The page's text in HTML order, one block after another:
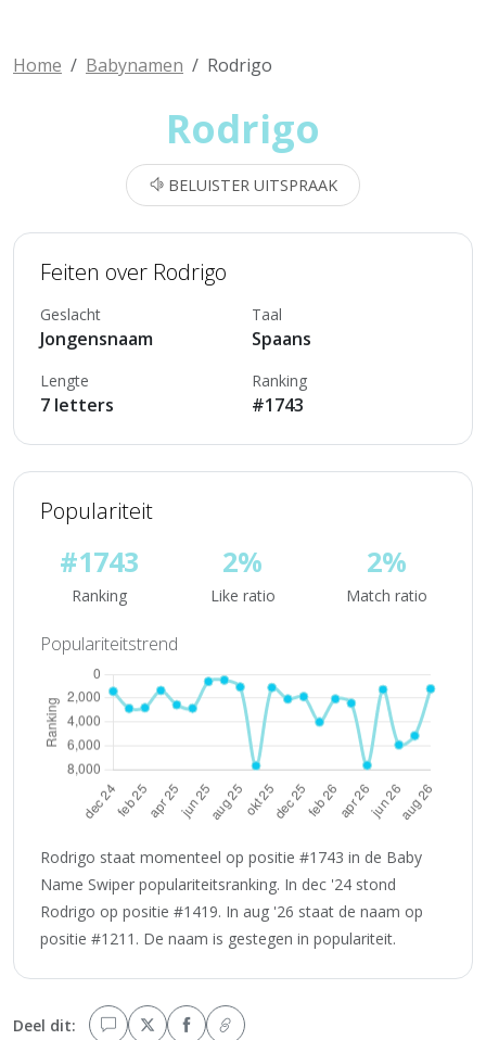
Home Babynamen Rodrigo
Rodrigo
BELUISTER UITSPRAAK
Feiten over Rodrigo
Geslacht
Jongensnaam
Taal
Spaans
Lengte
7 letters
Ranking
#1743
Populariteit
#1743
Ranking
2%
Like ratio
2%
Match ratio
Populariteitstrend
Rodrigo staat momenteel op positie #1743 in de Baby
Name Swiper populariteitsranking. In dec '24 stond
Rodrigo op positie #1419. In aug '26 staat de naam op
positie #1211. De naam is gestegen in populariteit.
Deel dit: